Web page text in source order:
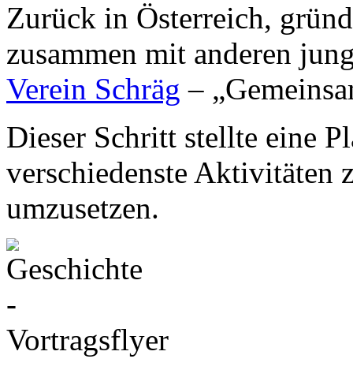
Zurück in Österreich,
zusammen mit anderen
Verein Schräg –
Dieser Schritt stellte eine
verschiedenste Aktivitäten
umzusetzen.